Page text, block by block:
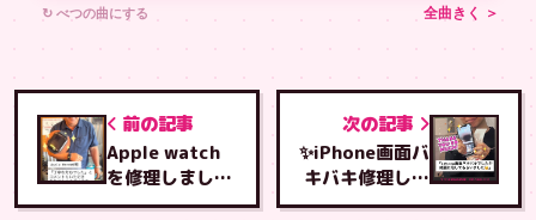
↻ べつの曲にする 全曲きく ＞
前の記事
Apple watch
を修理しました
✨
次の記事
✨iPhone画面バ
キバキ修理しま
した✨